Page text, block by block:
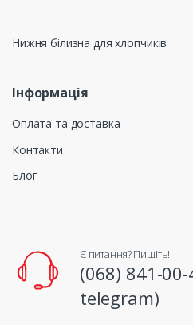
Нижня білизна для хлопчиків
Інформація
Оплата та доставка
Контакти
Блог
Є питання? Пишіть!
(068) 841-
telegram)